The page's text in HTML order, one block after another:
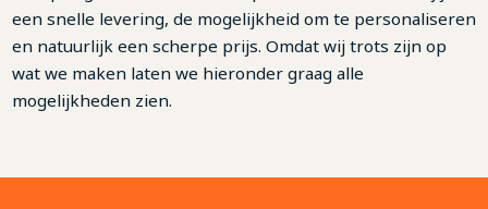
een snelle levering, de mogelijkheid om te personaliseren
en natuurlijk een scherpe prijs. Omdat wij trots zijn op
wat we maken laten we hieronder graag alle
mogelijkheden zien.